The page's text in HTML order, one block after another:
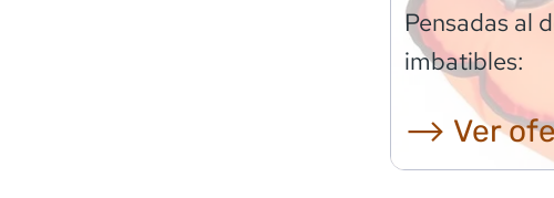
Pensadas al
imbatibles:
⟶ Ver